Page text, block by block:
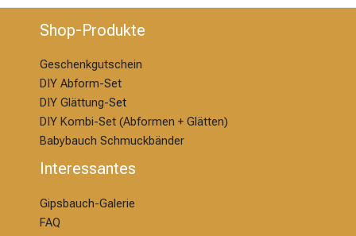
Shop-Produkte
Geschenkgutschein
DIY Abform-Set
DIY Glättung-Set
DIY Kombi-Set (Abformen + Glätten)
Babybauch Schmuckbänder
Interessantes
Gipsbauch-Galerie
FAQ